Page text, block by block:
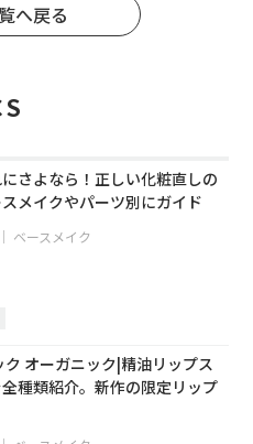
へ戻る
さよなら！正しい化粧直しの
メイクやパーツ別にガイド
ベースメイク
ク オーガニック|精油リップス
種類紹介。新作の限定リップ